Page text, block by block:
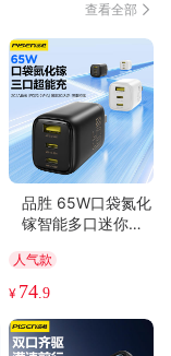
安装便捷(31)
真材实料(25)
款式时尚(12)
配置超棒(8)
认真负责(6)
查看全部
品胜 65W口袋氮化
镓智能多口迷你充
C口+USB接口 支持
苹果PD快充
人气款
¥ 74.9